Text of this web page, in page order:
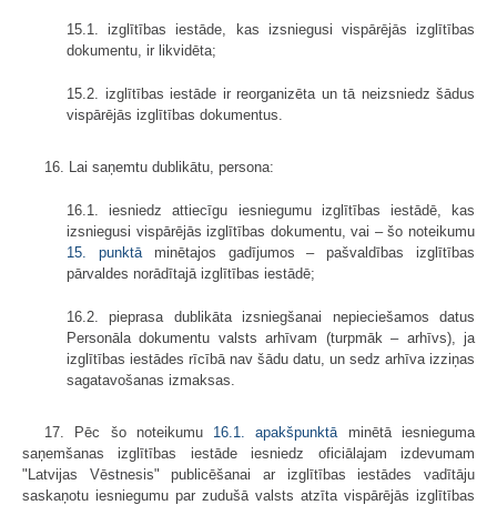
15.1. izglītības iestāde, kas izsniegusi vispārējās izglītības
dokumentu, ir likvidēta;
15.2. izglītības iestāde ir reorganizēta un tā neizsniedz šādus
vispārējās izglītības dokumentus.
16. Lai saņemtu dublikātu, persona:
16.1. iesniedz attiecīgu iesniegumu izglītības iestādē, kas
izsniegusi vispārējās izglītības dokumentu, vai – šo noteikumu
15. punktāminētajos gadījumos – pašvaldības izglītības
pārvaldes norādītajā izglītības iestādē;
16.2. pieprasa dublikāta izsniegšanai nepieciešamos datus
Personāla dokumentu valsts arhīvam (turpmāk – arhīvs), ja
izglītības iestādes rīcībā nav šādu datu, un sedz arhīva izziņas
sagatavošanas izmaksas.
17. Pēc šo noteikumu 16.1. apakšpunktā minētā iesnieguma
saņemšanas izglītības iestāde iesniedz oficiālajam izdevumam
"Latvijas Vēstnesis" publicēšanai ar izglītības iestādes vadītāju
saskaņotu iesniegumu par zudušā valsts atzīta vispārējās izglītības